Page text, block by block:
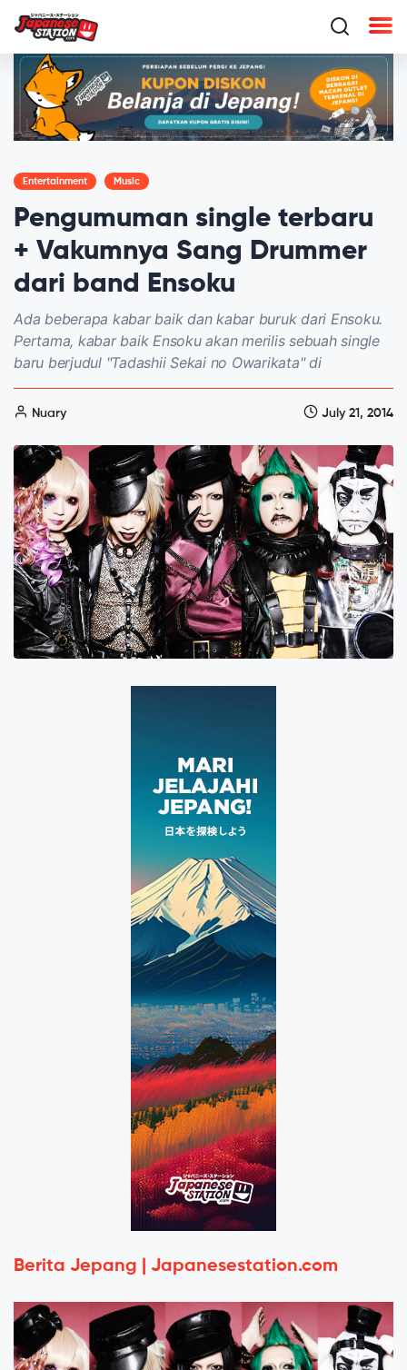
Entertainment Music
Pengumuman single terbaru
+ Vakumnya Sang Drummer
dari band Ensoku
Ada beberapa kabar baik dan kabar buruk dari Ensoku.
Pertama, kabar baik Ensoku akan merilis sebuah single
baru berjudul "Tadashii Sekai no Owarikata" di
Nuary July 21, 2014
Berita Jepang | Japanesestation.com